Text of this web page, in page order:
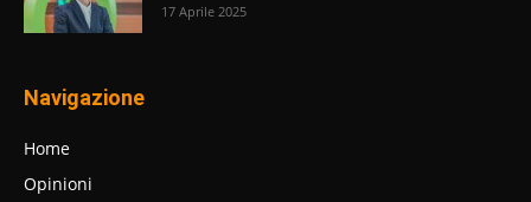
17 Aprile 2025
Navigazione
Home
Opinioni